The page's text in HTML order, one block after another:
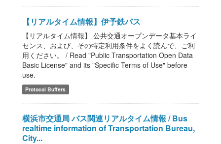
【リアルタイム情報】伊予鉄バス
【リアルタイム情報】 公共交通オープンデータ基本ライ
センス、および、その特定利用条件をよく読んで、ご利
用ください。 / Read "Public Transportation Open Data
Basic License" and its "Specific Terms of Use" before
use.
Protocol Buffers
横浜市交通局 バス関連リアルタイム情報 / Bus
realtime information of Transportation Bureau,
City...